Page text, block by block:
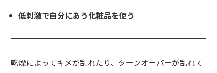
まの声低刺激で自分にあう化粧品を使う
乾燥によってキメが乱れたり、ターンオーバーが乱れて